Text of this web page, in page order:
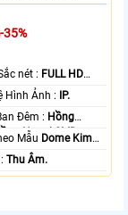
35%
nét : FULL HD
⚛️ Công Nghệ Hình Ảnh :
IP.
🔴 Giám sát Ban Đêm : Hồng
Ngoại SMD.
Mẫu Dome Kim
️🔔 Khả Năng :Thu Âm.